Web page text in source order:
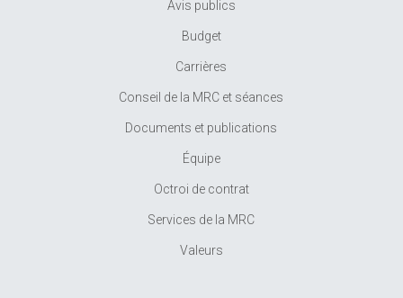
Avis publics
Budget
Carrières
Conseil de la MRC et séances
Documents et publications
Équipe
Octroi de contrat
Services de la MRC
Valeurs